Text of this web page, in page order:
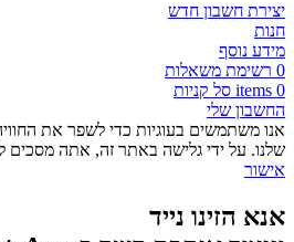
יצירת חשבון חדש
חנות
מידע נוסף
0 רשימת משאלות
0
items סל קניות
החשבון שלי
אנו משתמשים בעוגיות כדי לשפר את
שלנו. על ידי גלישה באתר זה, אתה מסכים
אישור
אנא הזינו נייד